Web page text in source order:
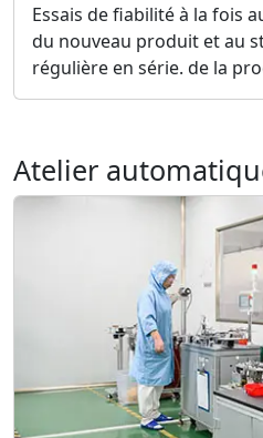
Essais de fiabilité à la fois
du nouveau produit et au
régulière en série. de la
Atelier